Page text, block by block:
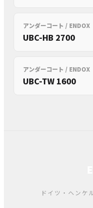
アンダーコート / ENDOX
UBC-HB 2700
アンダーコート / ENDOX
UBC-TW 1600
ドイツ・ヘンケ